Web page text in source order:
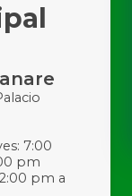
7:00
pm
pm a